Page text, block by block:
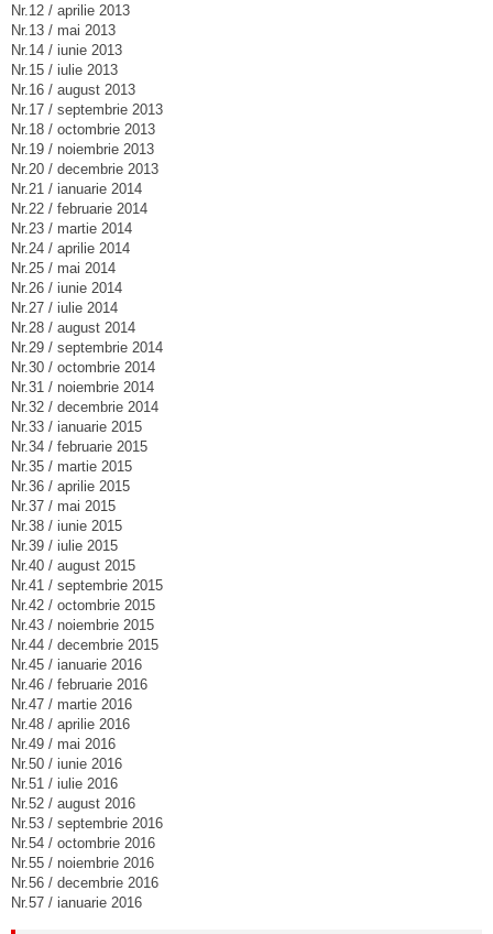
Nr.12 / aprilie 2013
Nr.13 / mai 2013
Nr.14 / iunie 2013
Nr.15 / iulie 2013
Nr.16 / august 2013
Nr.17 / septembrie 2013
Nr.18 / octombrie 2013
Nr.19 / noiembrie 2013
Nr.20 / decembrie 2013
Nr.21 / ianuarie 2014
Nr.22 / februarie 2014
Nr.23 / martie 2014
Nr.24 / aprilie 2014
Nr.25 / mai 2014
Nr.26 / iunie 2014
Nr.27 / iulie 2014
Nr.28 / august 2014
Nr.29 / septembrie 2014
Nr.30 / octombrie 2014
Nr.31 / noiembrie 2014
Nr.32 / decembrie 2014
Nr.33 / ianuarie 2015
Nr.34 / februarie 2015
Nr.35 / martie 2015
Nr.36 / aprilie 2015
Nr.37 / mai 2015
Nr.38 / iunie 2015
Nr.39 / iulie 2015
Nr.40 / august 2015
Nr.41 / septembrie 2015
Nr.42 / octombrie 2015
Nr.43 / noiembrie 2015
Nr.44 / decembrie 2015
Nr.45 / ianuarie 2016
Nr.46 / februarie 2016
Nr.47 / martie 2016
Nr.48 / aprilie 2016
Nr.49 / mai 2016
Nr.50 / iunie 2016
Nr.51 / iulie 2016
Nr.52 / august 2016
Nr.53 / septembrie 2016
Nr.54 / octombrie 2016
Nr.55 / noiembrie 2016
Nr.56 / decembrie 2016
Nr.57 / ianuarie 2016